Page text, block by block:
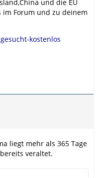
und die EU
im Forum und zu deinem
kostenlos
liegt mehr als 365 Tage
veraltet.